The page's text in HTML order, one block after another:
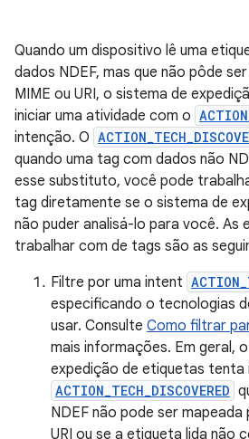
Quando um dispositivo lê uma
dados NDEF, mas que não pôde
MIME ou URI, o sistema de
iniciar uma atividade com o
intenção. O
quando uma tag com dados não
esse substituto, você pode
tag diretamente se o sistema de
não puder analisá-lo para você. As
trabalhar com de tags são as
Filtre por uma intent
especificando o tecnologias
usar. Consulte Como filtrar
mais informações. Em geral,
expedição de etiquetas tenta
ACTION_TECH_DISCOVERED
NDEF não pode ser mapeada
URI ou se a etiqueta lida não